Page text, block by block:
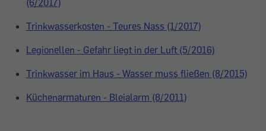
(6/2017)
Trinkwasserkosten - Teures Nass (1/2017)
Legionellen - Gefahr liegt in der Luft (5/2016)
Trinkwasser im Haus - Wasser muss fließen (8/2015)
Küchenarmaturen - Bleialarm (8/2011)